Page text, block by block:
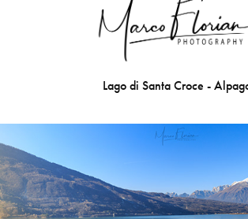
Lago di Santa Croce -